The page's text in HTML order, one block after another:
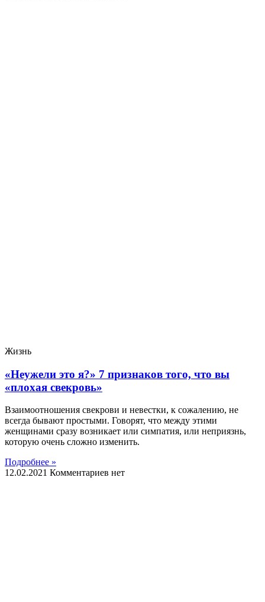
Жизнь
«Неужели это я?» 7 признаков того, что вы
«плохая свекровь»
Взаимоотношения свекрови и невестки, к сожалению, не
всегда бывают простыми. Говорят, что между этими
женщинами сразу возникает или симпатия, или неприязнь,
которую очень сложно изменить.
Подробнее »
12.02.2021 Комментариев нет